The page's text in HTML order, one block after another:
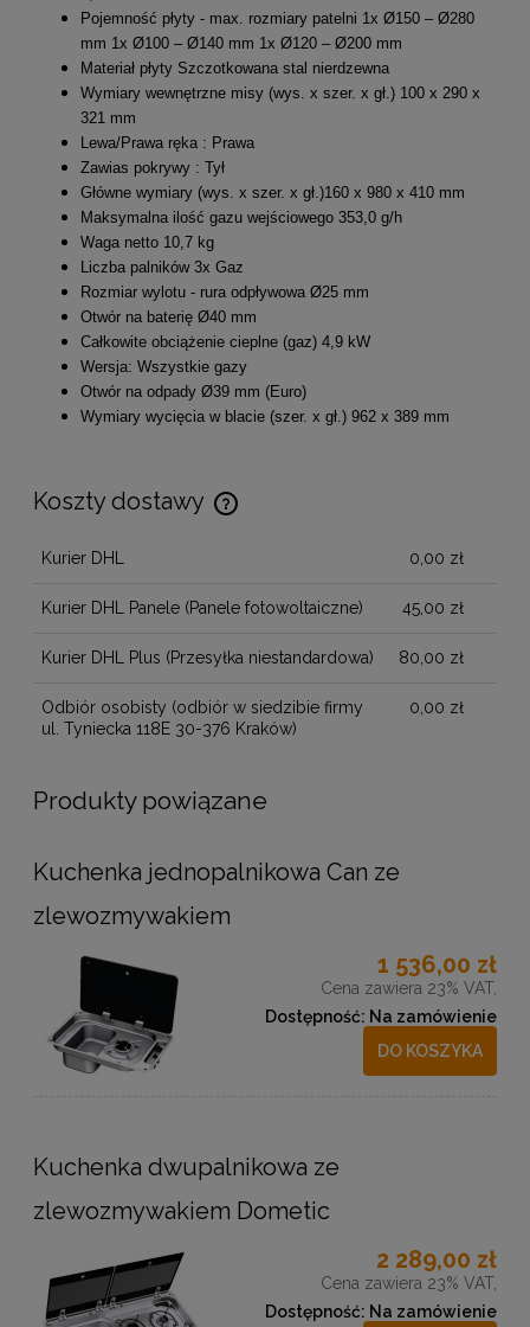
Pojemność płyty - max. rozmiary patelni 1x Ø150 – Ø280
mm 1x Ø100 – Ø140 mm 1x Ø120 – Ø200 mm
Materiał płyty Szczotkowana stal nierdzewna
Wymiary wewnętrzne misy (wys. x szer. x gł.) 100 x 290 x
321 mm
Lewa/Prawa ręka : Prawa
Zawias pokrywy : Tył
Główne wymiary (wys. x szer. x gł.)160 x 980 x 410 mm
Maksymalna ilość gazu wejściowego 353,0 g/h
Waga netto 10,7 kg
Liczba palników 3x Gaz
Rozmiar wylotu - rura odpływowa Ø25 mm
Otwór na baterię Ø40 mm
Całkowite obciążenie cieplne (gaz) 4,9 kW
Wersja: Wszystkie gazy
Otwór na odpady Ø39 mm (Euro)
Wymiary wycięcia w blacie (szer. x gł.) 962 x 389 mm
Koszty dostawy
Cena nie zawiera ewentualnych kosztów płatności
Kurier DHL 0,00 zł
Kurier DHL Panele (Panele fotowoltaiczne) 45,00 zł
Kurier DHL Plus (Przesyłka niestandardowa) 80,00 zł
Odbiór osobisty (odbiór w siedzibie firmy
ul. Tyniecka 118E 30-376 Kraków)
0,00 zł
Produkty powiązane
Kuchenka jednopalnikowa Can ze
zlewozmywakiem
1 536,00 zł
Cena zawiera 23% VAT,
Dostępność: Na zamówienie
DO KOSZYKA
Kuchenka dwupalnikowa ze
zlewozmywakiem Dometic
2 289,00 zł
Cena zawiera 23% VAT,
Dostępność: Na zamówienie